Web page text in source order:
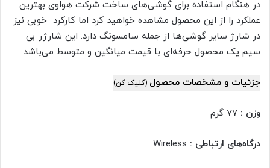
در هنگام استفاده برای گوشی‌های ساخت شرکت هواوی بهترین
عملکرد را از این محصول مشاهده خواهید کرد اما کارکرد خوبی نیز
در شارژ سایر گوشی‌ها از جمله سامسونگ دارد. این شارژر بی
سیم یک محصول حرفه‌ای با قیمت میانگین و متوسط می‌باشد.
جزئیات و مشخصات محصول (کلیک کن)
وزن :
درگاه‌های ارتباطی :